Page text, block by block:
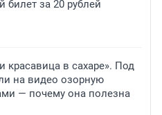
билет за 20 рублей
красавица в сахаре». Под
на видео озорную
— почему она полезна